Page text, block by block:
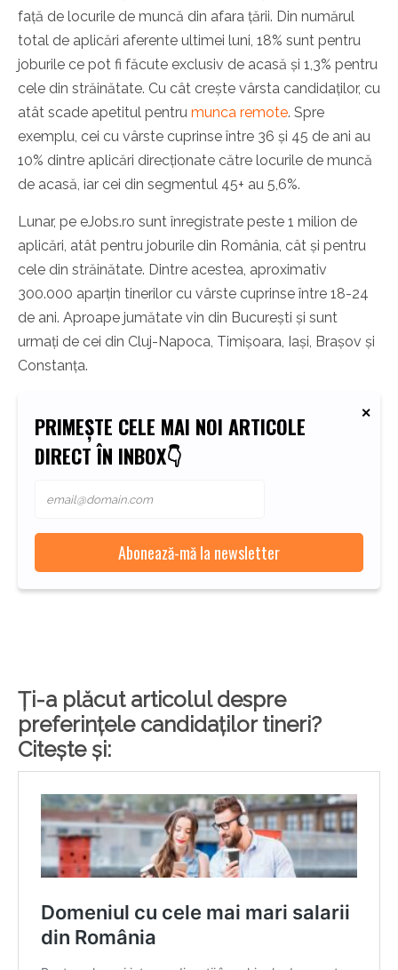
față de locurile de muncă din afara țării. Din numărul
total de aplicări aferente ultimei luni, 18% sunt pentru
joburile ce pot fi făcute exclusiv de acasă și 1,3% pentru
cele din străinătate. Cu cât crește vârsta candidaților, cu
atât scade apetitul pentru munca remote. Spre
exemplu, cei cu vârste cuprinse între 36 și 45 de ani au
10% dintre aplicări direcționate către locurile de muncă
de acasă, iar cei din segmentul 45+ au 5,6%.
Lunar, pe eJobs.ro sunt înregistrate peste 1 milion de
aplicări, atât pentru joburile din România, cât și pentru
cele din străinătate. Dintre acestea, aproximativ
300.000 aparțin tinerilor cu vârste cuprinse între 18-24
de ani. Aproape jumătate vin din București și sunt
urmați de cei din Cluj-Napoca, Timișoara, Iași, Brașov și
Constanța.
PRIMEȘTE CELE MAI NOI ARTICOLE
DIRECT ÎN INBOX👇
Ți-a plăcut articolul despre
preferințele candidaților tineri?
Citește și: